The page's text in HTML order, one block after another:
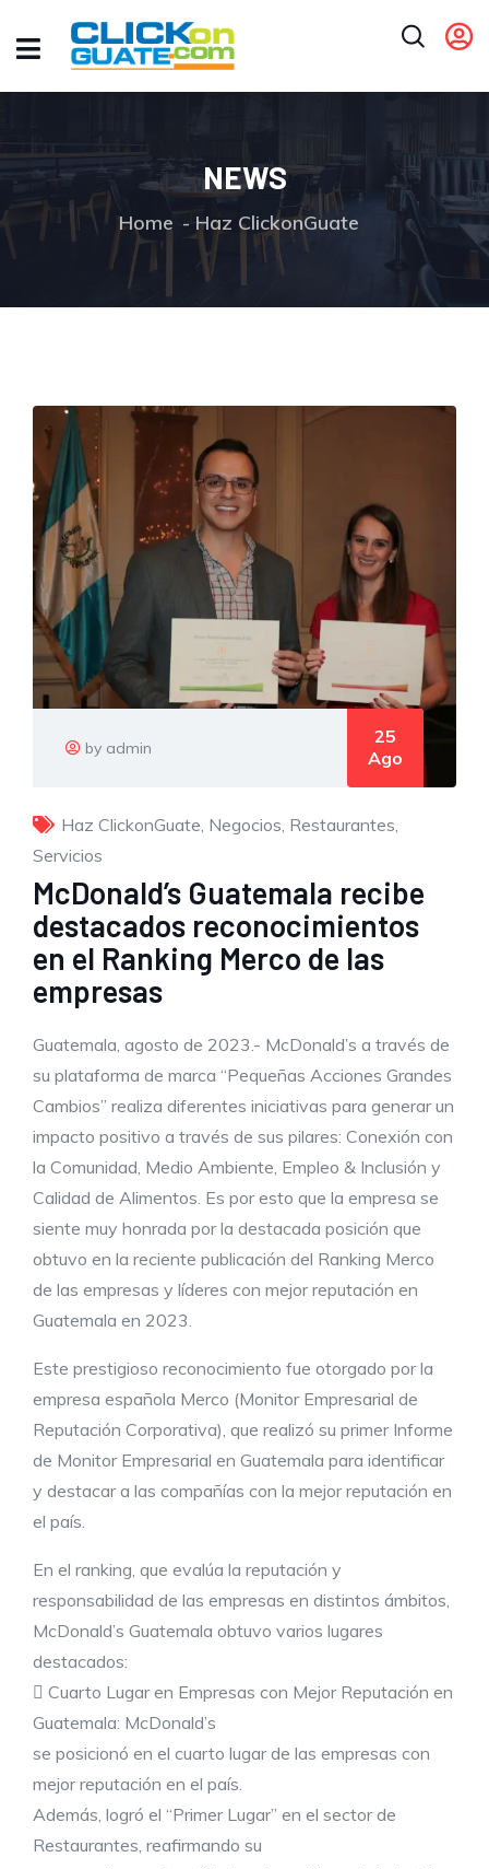
NEWS
Home Haz ClickonGuate
by admin
25
Ago
Haz ClickonGuate, Negocios, Restaurantes,
Servicios
McDonald’s Guatemala recibe
destacados reconocimientos
en el Ranking Merco de las
empresas
Guatemala, agosto de 2023.- McDonald’s a través de
su plataforma de marca “Pequeñas Acciones Grandes
Cambios” realiza diferentes iniciativas para generar un
impacto positivo a través de sus pilares: Conexión con
la Comunidad, Medio Ambiente, Empleo & Inclusión y
Calidad de Alimentos. Es por esto que la empresa se
siente muy honrada por la destacada posición que
obtuvo en la reciente publicación del Ranking Merco
de las empresas y líderes con mejor reputación en
Guatemala en 2023.
Este prestigioso reconocimiento fue otorgado por la
empresa española Merco (Monitor Empresarial de
Reputación Corporativa), que realizó su primer Informe
de Monitor Empresarial en Guatemala para identificar
y destacar a las compañías con la mejor reputación en
el país.
En el ranking, que evalúa la reputación y
responsabilidad de las empresas en distintos ámbitos,
McDonald’s Guatemala obtuvo varios lugares
destacados:
 Cuarto Lugar en Empresas con Mejor Reputación en
Guatemala: McDonald’s
se posicionó en el cuarto lugar de las empresas con
mejor reputación en el país.
Además, logró el “Primer Lugar” en el sector de
Restaurantes, reafirmando su